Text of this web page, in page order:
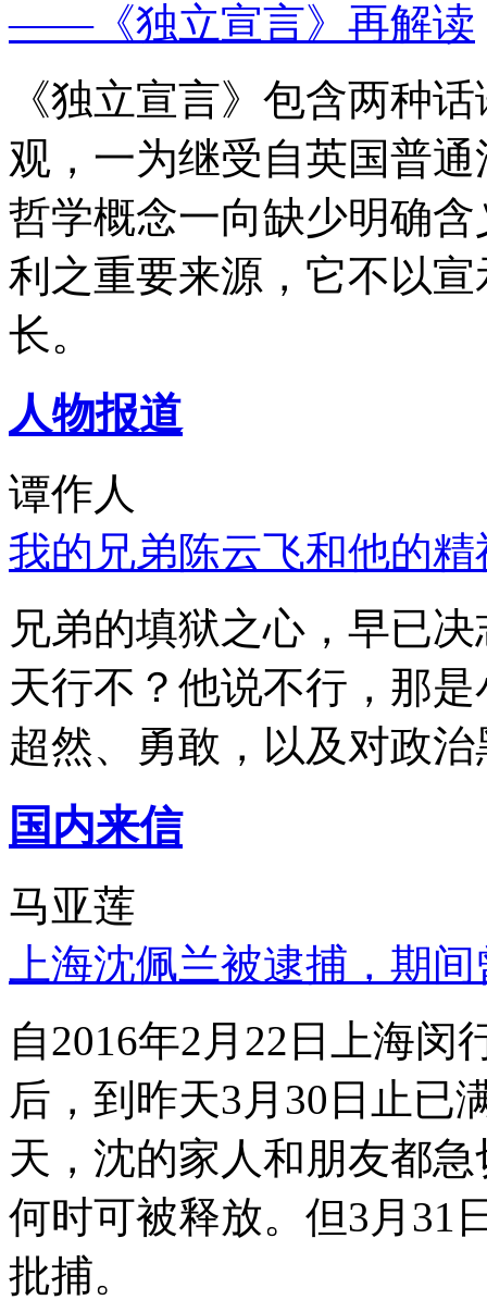
——《独立宣言》再解读
《独立宣言》包含两种
观，一为继受自英国普
哲学概念一向缺少明确
利之重要来源，它不以
长。
人物报道
谭作人
我的兄弟陈云飞和他的
兄弟的填狱之心，早已
天行不？他说不行，那
超然、勇敢，以及对政
国内来信
马亚莲
上海沈佩兰被逮捕，期
自2016年2月22日上海
后，到昨天3月30日止已
天，沈的家人和朋友都
何时可被释放。但3月31
批捕。